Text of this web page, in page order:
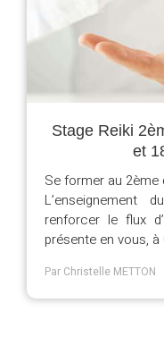
Stage Reiki
et
Se former au 2ème
L’enseignement
renforcer le flux
présente en vous, à
Par Christelle METTON